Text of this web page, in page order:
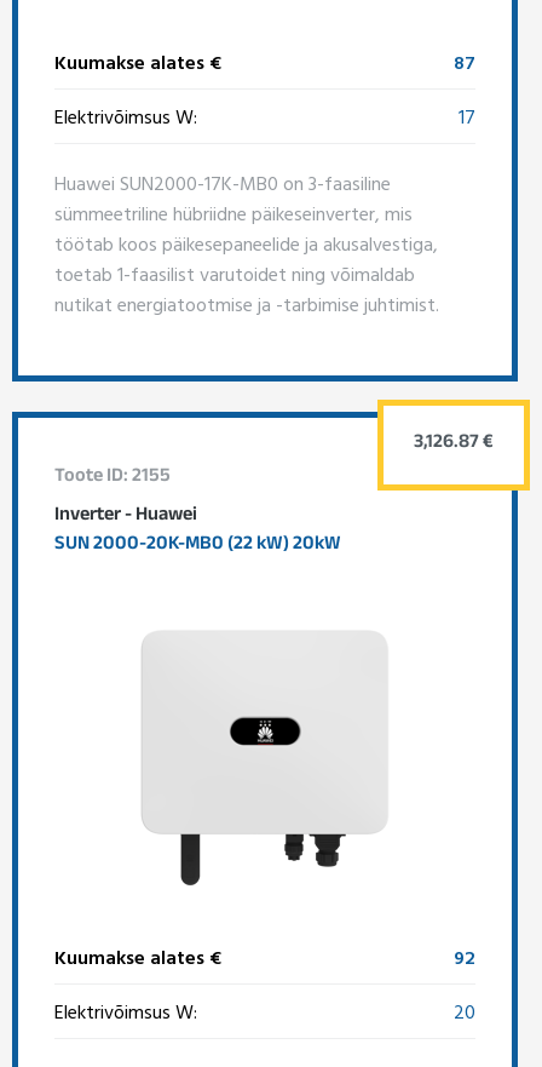
Kuumakse alates €
87
Elektrivõimsus W:
17
Huawei SUN2000-17K-MB0 on 3-faasiline
sümmeetriline hübriidne päikeseinverter, mis
töötab koos päikesepaneelide ja akusalvestiga,
toetab 1-faasilist varutoidet ning võimaldab
nutikat energiatootmise ja -tarbimise juhtimist.
Toote ID: 2155
Inverter - Huawei
SUN 2000-20K-MB0 (22 kW) 20kW
Kuumakse alates €
92
Elektrivõimsus W:
20
3,126.87 €